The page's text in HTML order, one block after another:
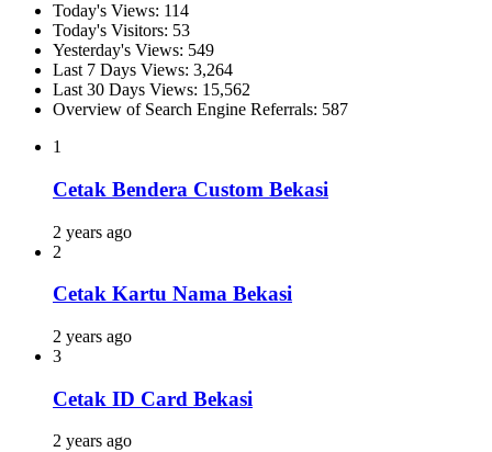
Today's Views: 114
Today's Visitors: 53
Yesterday's Views: 549
Last 7 Days Views: 3,264
Last 30 Days Views: 15,562
Overview of Search Engine Referrals: 587
1
Cetak Bendera Custom Bekasi
2 years ago
2
Cetak Kartu Nama Bekasi
2 years ago
3
Cetak ID Card Bekasi
2 years ago